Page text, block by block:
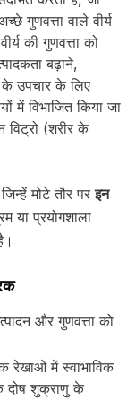
गुणवत्ता वाले वीर्य
की गुणवत्ता को
बढ़ाने,
के उपचार के लिए
में विभाजित किया जा
विट्रो (शरीर के
मोटे तौर परइन
या प्रयोगशाला
और गुणवत्ता को
रेखाओं में स्वाभाविक
दोष शुक्राणु के